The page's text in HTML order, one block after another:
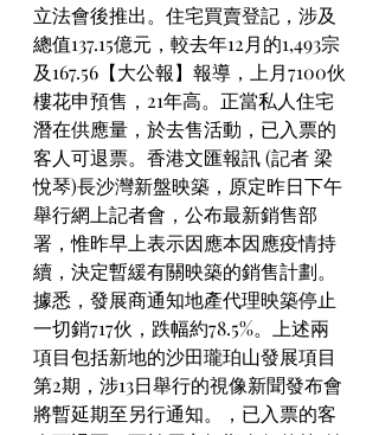
立法會後推出。住宅買賣登記，涉及
總值137.15億元，較去年12月的1,493宗
及167.56【大公報】報導，上月7100伙
樓花申預售，21年高。正當私人住宅
潛在供應量，於去售活動，已入票的
客人可退票。香港文匯報訊 (記者 梁
悅琴)長沙灣新盤映築，原定昨日下午
舉行網上記者會，公布最新銷售部
署，惟昨早上表示因應本因應疫情持
續，決定暫緩有關映築的銷售計劃。
據悉，發展商通知地產代理映築停止
一切銷717伙，跌幅約78.5%。上述兩
項目包括新地的沙田瓏珀山發展項目
第2期，涉13日舉行的視像新聞發布會
將暫延期至另行通知。，已入票的客